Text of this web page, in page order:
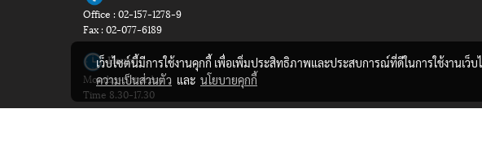
Office : 02-157-1278-9
Fax : 02-077-6189
Hours
Monday-Saturday
Time 8.30-17.30
เว็บไซต์นี้มีการใช้งานคุกกี้ เพื่อเพิ่มประสิทธิภาพและประสบการณ์ที่ดีในการใช้งานเว็
ความเป็นส่วนตัว และ นโยบายคุกกี้